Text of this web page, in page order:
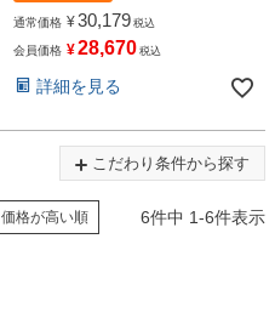
通常価格 ¥30,179 税込
会員価格 ¥28,670 税込
詳細を見る
こだわり条件から探す
価格が高い順 6件中 1-6件表示